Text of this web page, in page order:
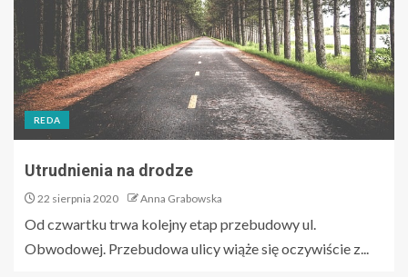
REDA
Utrudnienia na drodze
22 sierpnia 2020 Anna Grabowska
Od czwartku trwa kolejny etap przebudowy ul.
Obwodowej. Przebudowa ulicy wiąże się oczywiście z...